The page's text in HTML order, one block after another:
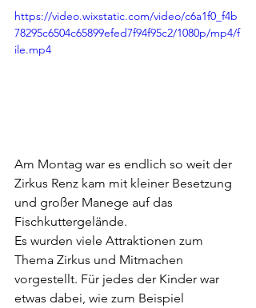
https://video.wixstatic.com/video/c6a1f0_f4b
78295c6504c65899efed7f94f95c2/1080p/mp4/f
ile.mp4
Am Montag war es endlich so weit der
Zirkus Renz kam mit kleiner Besetzung
und großer Manege auf das
Fischkuttergelände.
Es wurden viele Attraktionen zum
Thema Zirkus und Mitmachen
vorgestellt. Für jedes der Kinder war
etwas dabei, wie zum Beispiel